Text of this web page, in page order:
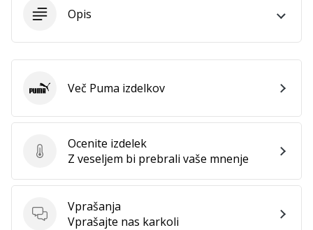
Opis
Ocenite izdelek
Ocenite izdelek
Z veseljem bi prebrali vaše mnenje
Vprašanja
Vprašanja
Vprašajte nas karkoli
Puma Več Puma izdelkov